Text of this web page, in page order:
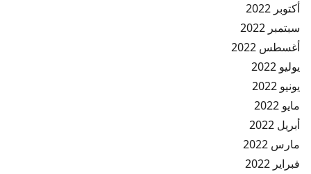
أكتوبر 2022
سبتمبر 2022
أغسطس 2022
يوليو 2022
يونيو 2022
مايو 2022
أبريل 2022
مارس 2022
فبراير 2022